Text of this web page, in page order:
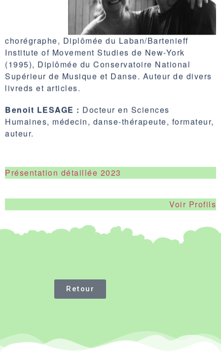
chorégraphe, Diplômée du Laban/Bartenieff
Institute of Movement Studies de New-York
(1995), Diplômée du Conservatoire National
Supérieur de Musique et Danse. Auteur de divers
Benoit LESAGE :Docteur en Sciences
Humaines, médecin, danse-thérapeute, formateur,
Présentation détaillée 2023
Voir Profils
Retour